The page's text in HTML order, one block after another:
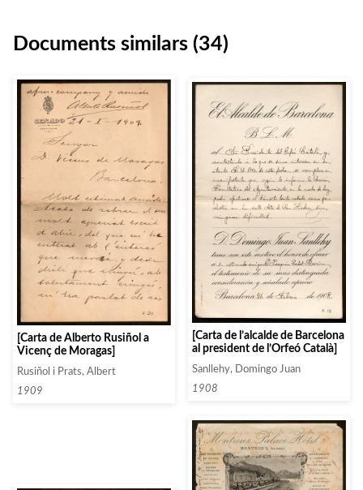
Documents similars (34)
[Carta de Alberto Rusiñol a
Vicenç de Moragas]
Rusiñol i Prats, Albert
1909
[Carta de l’alcalde de Barcelona
al president de l’Orfeó Català]
Sanllehy, Domingo Juan
1908